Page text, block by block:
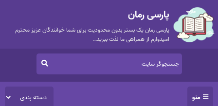
پارسی رمان
پارسی رمان یک بستر بدون محدودیت برای شما خوانندگان عزیز محترم
امیدوارم از همراهی ما لذت ببرید…
منو